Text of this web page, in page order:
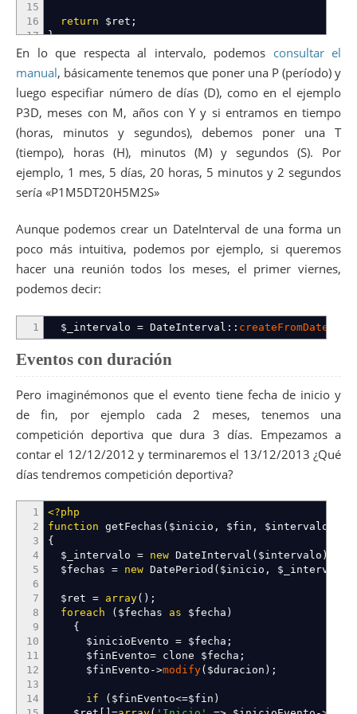
15
16
17
18
20
21
22
24
return $ret ;
}
/* Inicio el 15/12/2012 a las 10:00 */
/* Fin el 31/12/2012 a las 10:00 */
$inicio=DateTime::createFromFormat('d/m/Y H:i'
DateTime createFromFormat 'd/m/Y H:i'
getFechas $inicio true)
?>
En lo que respecta al intervalo, podemos consultar el
manual, básicamente tenemos que poner una P (período) y
luego especifiar número de días (D), como en el ejemplo
P3D, meses con M, años con Y y si entramos en tiempo
(horas, minutos y segundos), debemos poner una T
(tiempo), horas (H), minutos (M) y segundos (S). Por
ejemplo, 1 mes, 5 días, 20 horas, 5 minutos y 2 segundos
sería «P1M5DT20H5M2S»
Aunque podemos crear un DateInterval de una forma un
poco más intuitiva, podemos por ejemplo, si queremos
hacer una reunión todos los meses, el primer viernes,
podemos decir:
1 $_intervalo = DateInterval ::
Eventos con duración
Pero imaginémonos que el evento tiene fecha de inicio y
de fin, por ejemplo cada 2 meses, tenemos una
competición deportiva que dura 3 días. Empezamos a
contar el 12/12/2012 y terminaremos el 13/12/2013 ¿Qué
días tendremos competición deportiva?
1
2
3
4
5
6
7
8
9
10
11
12
13
14
<?php
function getFechas ( $inicio , $fin , $intervalo
{
$_intervalo = new DateInterval ( $intervalo )
$fechas = new DatePeriod ( $inicio , $_intervalo
$ret = array( ) ;
foreach
( $fechas as $fecha )
{
$inicioEvento = $fecha ;
$finEvento= clone $fecha ;
$finEvento ->modify( $duracion ) ;
if ( $finEvento<=$fin )